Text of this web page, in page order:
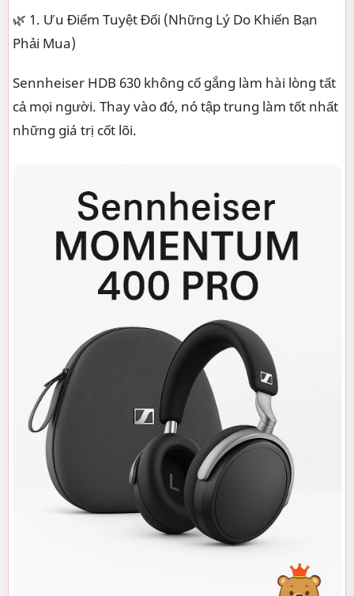
🌿 1. Ưu Điểm Tuyệt Đối (Những Lý Do Khiến Bạn
Phải Mua)
Sennheiser HDB 630 không cố gắng làm hài lòng tất
cả mọi người. Thay vào đó, nó tập trung làm tốt nhất
những giá trị cốt lõi.